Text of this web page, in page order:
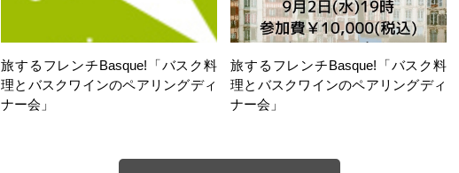
旅するフレンチBasque!「バスク料
理とバスクワインのペアリングディ
ナー会」
旅するフレンチBasque!「バスク料
理とバスクワインのペアリングディ
ナー会」